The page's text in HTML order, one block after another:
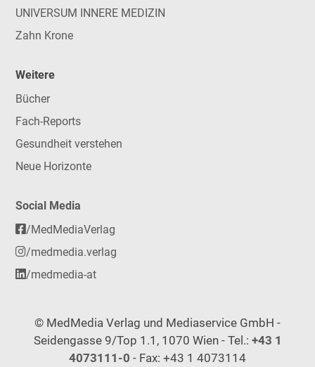
UNIVERSUM INNERE MEDIZIN
Zahn Krone
Weitere
Bücher
Fach-Reports
Gesundheit verstehen
Neue Horizonte
Social Media
/MedMediaVerlag
/medmedia.verlag
/medmedia-at
© MedMedia Verlag und Mediaservice GmbH -
Seidengasse 9/Top 1.1, 1070 Wien - Tel.: +43 1
4073111-0 - Fax: +43 1 4073114